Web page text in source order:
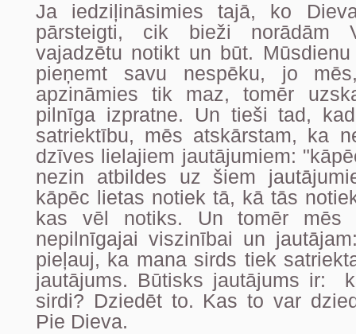
Ja iedziļināsimies tajā, ko
pārsteigti, cik bieži norādām
vajadzētu notikt un būt.
pieņemt savu nespēku, jo
apzināmies tik maz, tomēr
pilnīga izpratne. Un tieši tad,
satriektību, mēs atskārstam, ka
dzīves lielajiem jautājumiem:
nezin atbildes uz šiem
kāpēc lietas notiek tā, kā tās
kas vēl notiks. Un tomēr mēs
nepilnīgajai viszinībai un
pieļauj, ka mana sirds tiek
jautājums. Būtisks jautājums ir:
sirdi? Dziedēt to. Kas to var
Pie Dieva.